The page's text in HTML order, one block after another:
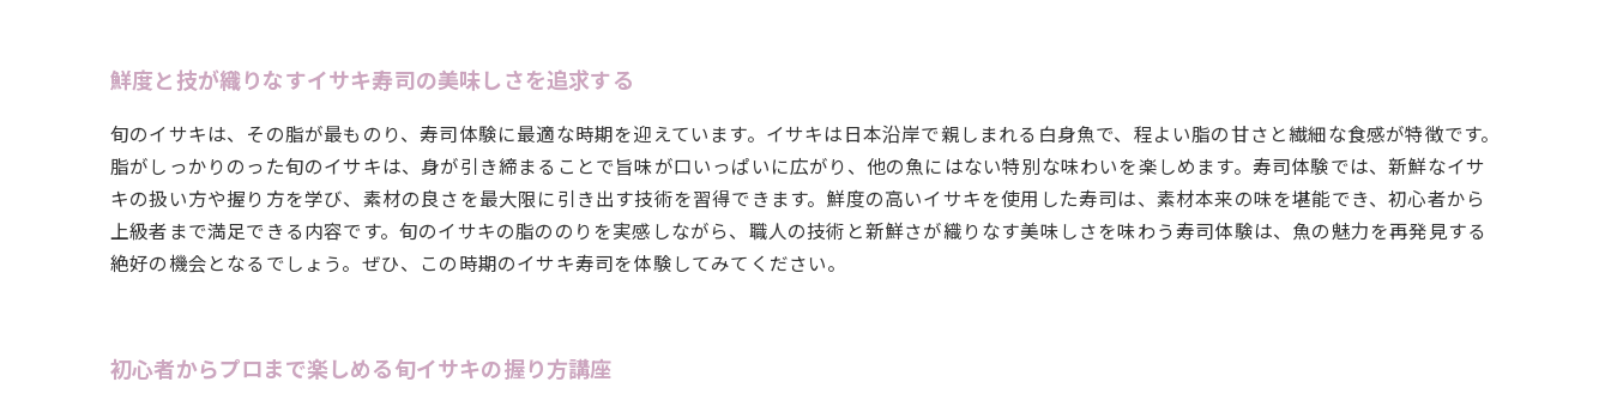
鮮度と技が織りなすイサキ寿司の美味しさを追求する
旬のイサキは、その脂が最ものり、寿司体験に最適な時期を迎えています。イサキは日本沿岸で親しまれる白身魚で、程よい脂の甘さと繊細な食感が特徴です。
脂がしっかりのった旬のイサキは、身が引き締まることで旨味が口いっぱいに広がり、他の魚にはない特別な味わいを楽しめます。寿司体験では、新鮮なイサ
キの扱い方や握り方を学び、素材の良さを最大限に引き出す技術を習得できます。鮮度の高いイサキを使用した寿司は、素材本来の味を堪能でき、初心者から
上級者まで満足できる内容です。旬のイサキの脂ののりを実感しながら、職人の技術と新鮮さが織りなす美味しさを味わう寿司体験は、魚の魅力を再発見する
絶好の機会となるでしょう。ぜひ、この時期のイサキ寿司を体験してみてください。
初心者からプロまで楽しめる旬イサキの握り方講座